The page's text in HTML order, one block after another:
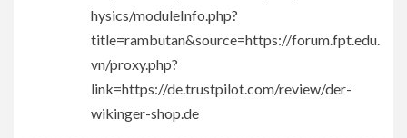
hysics/moduleInfo.php?
title=rambutan&source=https://forum.fpt.edu.
vn/proxy.php?
link=https://de.trustpilot.com/review/der-
wikinger-shop.de